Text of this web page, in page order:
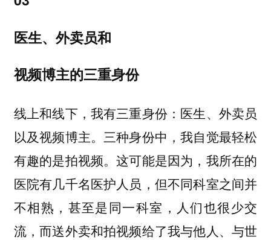
医生、外卖员和
视频博主的三重身份
线上和线下，我有三重身份：医生、外卖员
以及视频博主。三种身份中，我自觉最轻松
有趣的是拍视频。这可能是因为，我所在的
医院有几千名医护人员，但不同科室之间并
不相熟，甚至是同一科室，人们也很少交
流，而送外卖和拍视频给了我与他人、与世